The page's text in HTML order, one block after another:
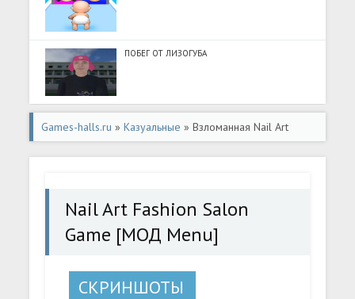
ПОБЕГ ОТ ЛИЗОГУБА
Games-halls.ru »Казуальные » Взломанная Nail Art
Fashion Salon Game [МОД Menu] - последняя версия
Nail Art Fashion Salon
Game [МОД Menu]
СКРИНШОТЫ